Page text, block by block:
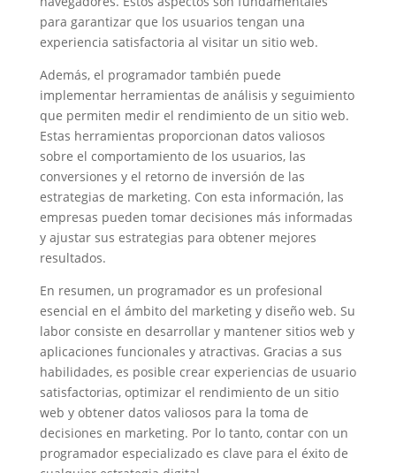
para garantizar que los usuarios tengan una
experiencia satisfactoria al visitar un sitio web.
Además, el programador también puede
implementar herramientas de análisis y seguimiento
que permiten medir el rendimiento de un sitio web.
Estas herramientas proporcionan datos valiosos
sobre el comportamiento de los usuarios, las
conversiones y el retorno de inversión de las
estrategias de marketing. Con esta información, las
empresas pueden tomar decisiones más informadas
y ajustar sus estrategias para obtener mejores
resultados.
En resumen, un programador es un profesional
esencial en el ámbito del marketing y diseño web. Su
labor consiste en desarrollar y mantener sitios web y
aplicaciones funcionales y atractivas. Gracias a sus
habilidades, es posible crear experiencias de usuario
satisfactorias, optimizar el rendimiento de un sitio
web y obtener datos valiosos para la toma de
decisiones en marketing. Por lo tanto, contar con un
programador especializado es clave para el éxito de